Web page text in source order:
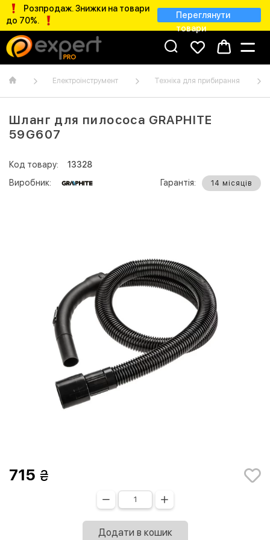
Розпродаж. Знижки на товари
до 70%.
Переглянути
товари
Електроінструмент Техніка для прибирання
Шланг для пилососа GRAPHITE
59G607
Код товару:
13328
Виробник:
Гарантія: 14 місяців
715
Додати в кошик